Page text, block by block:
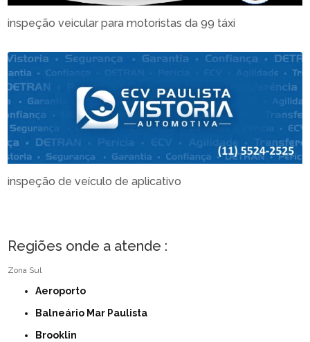
inspeção veicular para motoristas da 99 táxi
inspeção de veículo de aplicativo
Regiões onde a atende :
Zona Sul
Aeroporto
Balneário Mar Paulista
Brooklin